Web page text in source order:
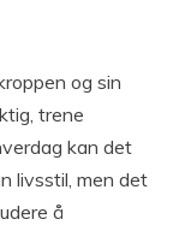
og sin
trene
kan det
livsstil, men det
å